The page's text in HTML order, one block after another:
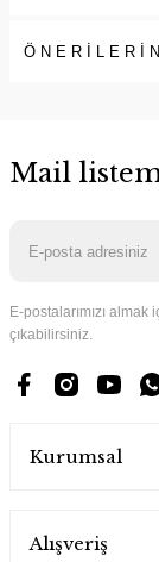
Mail
E-postalarımızı
çıkabilirsiniz.
Kurumsal
Alışveriş